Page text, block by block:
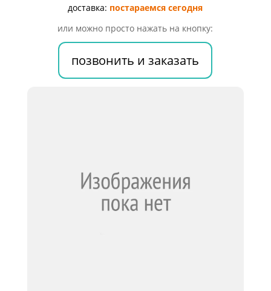
ТАБ
доставка: постараемся сегодня
или можно просто нажать на кнопку:
позвонить и заказать